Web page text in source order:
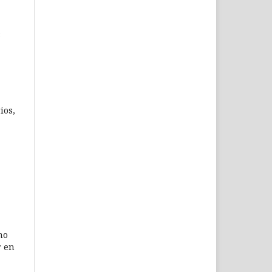
en